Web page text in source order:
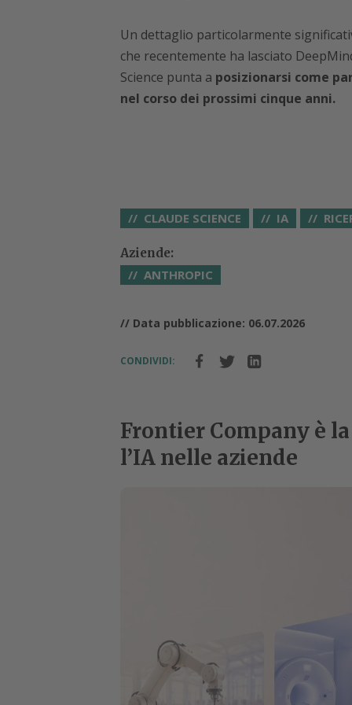
Un dettaglio particolarmente
che recentemente ha lasciato
Science punta a posizionarsi come
nel corso dei prossimi cinque anni.
CLAUDE SCIENCE IA
Aziende:
ANTHROPIC
// Data pubblicazione: 06.07.2026
CONDIVIDI:
Frontier Company è
l’IA nelle aziende